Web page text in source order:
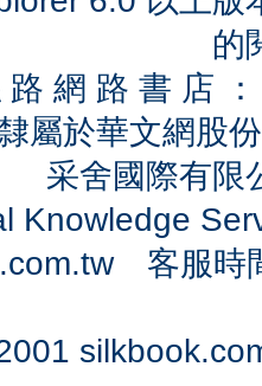
的
路 網 路 書 店
屬於華文網股
采舍國際有
Knowledge
客服時